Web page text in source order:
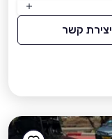
יצירת קשר